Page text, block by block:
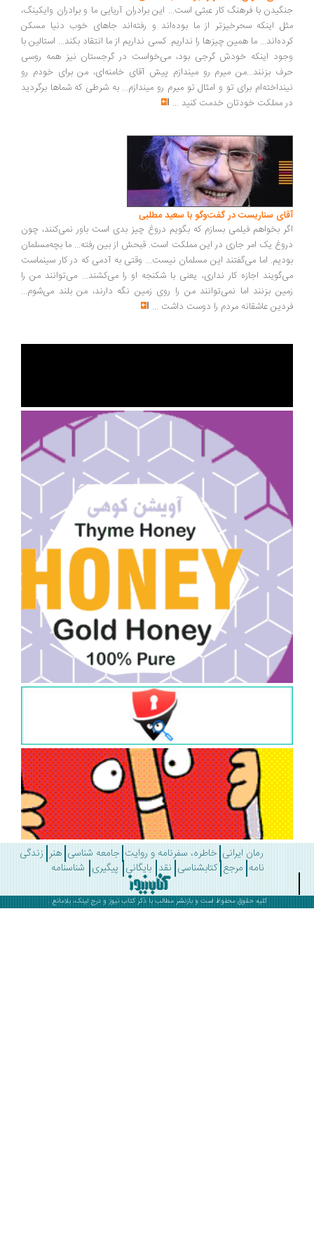
با فرهنگ کار عبثی است... این برادران آریایی ما و برادران وایکینگ،
اینکه سحرخیزتر از ما بوده‌اند و رفته‌اند جاهای خوب دنیا مسکن
ما همین چیزها را نداریم. کسی نداریم از ما انتقاد بکند... استالین با
اینکه خودش گرجی بود، می‌خواست در گرجستان نیز همه روسی
بزنند...من میرم رو میندازم پیش آقای خامنه‌ای، من برای خودم رو
برای تو و امثال تو میرم رو میندازم... به شرطی که شماها برگردید
مملکت خودتان خدمت کنید...
سناریست در گفت‌وگو با سعید مطلبی
بخواهم فیلمی بسازم که بگویم دروغ چیز بدی است باور نمی‌کنند، چون
یک امر جاری در این مملکت است. قبحش از بین رفته... ما بچه‌مسلمان
اما می‌گفتند این مسلمان نیست... وقتی به آدمی که در کار سینماست
اجازه کار نداری، یعنی با شکنجه او را می‌کشند... می‌توانند من را
بزنند اما نمی‌توانند من را روی زمین نگه دارند، من بلند می‌شوم...
عاشقانه مردم را دوست داشت ...
رمان ایرانی خاطره، سفرنامه و روایت جامعه شناسی هنر زندگی
مرجع کتابشناسی نقد بایگانی پیگیری شناسنامه
کلیه حقوق محفوظ است و بازنشر مطالب با ذکرکتاب نیوز و درج لینک، بلامانع .